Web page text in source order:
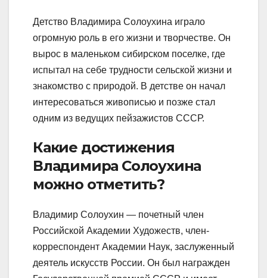
Детство Владимира Солоухина играло
огромную роль в его жизни и творчестве. Он
вырос в маленьком сибирском поселке, где
испытал на себе трудности сельской жизни и
знакомство с природой. В детстве он начал
интересоваться живописью и позже стал
одним из ведущих пейзажистов СССР.
Какие достижения
Владимира Солоухина
можно отметить?
Владимир Солоухин — почетный член
Российской Академии Художеств, член-
корреспондент Академии Наук, заслуженный
деятель искусств России. Он был награжден